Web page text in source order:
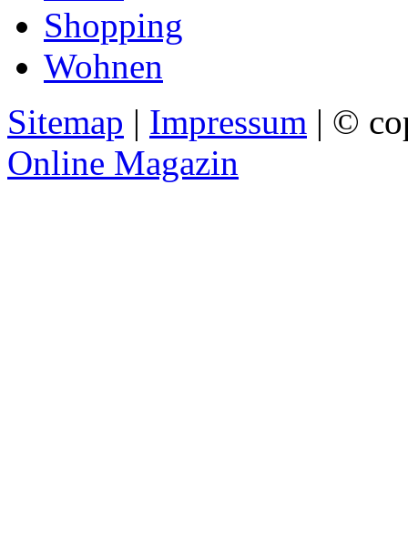
Shopping
Wohnen
Sitemap | Impressum | ©
Online Magazin